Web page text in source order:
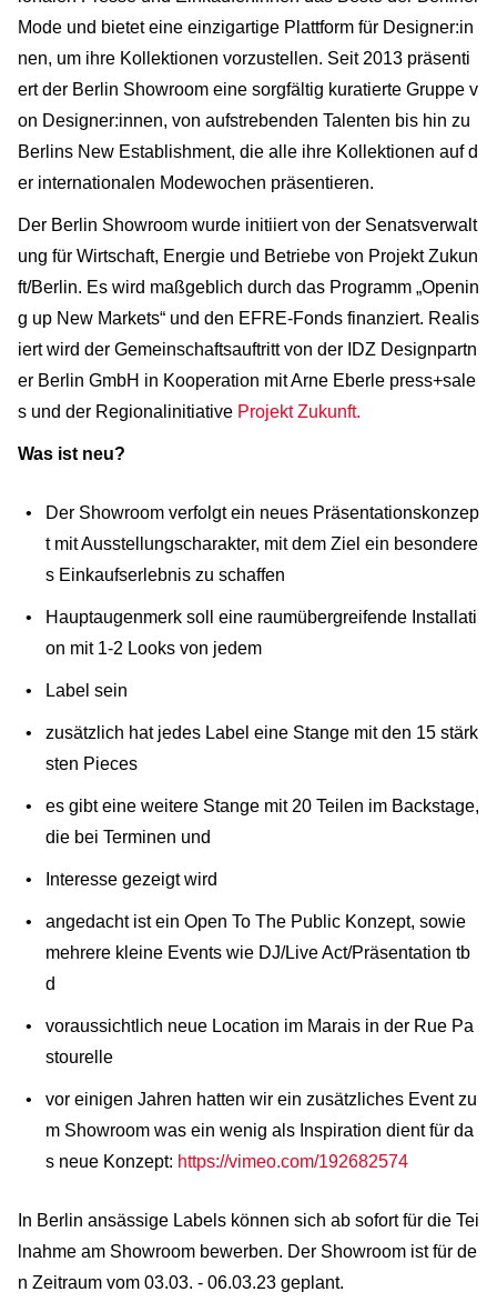
Mode und bietet eine einzigartige Plattform für Designer:in
nen, um ihre Kollektionen vorzustellen. Seit 2013 präsenti
ert der Berlin Showroom eine sorgfältig kuratierte Gruppe v
on Designer:innen, von aufstrebenden Talenten bis hin zu
Berlins New Establishment, die alle ihre Kollektionen auf d
er internationalen Modewochen präsentieren.
Der Berlin Showroom wurde initiiert von der Senatsverwalt
ung für Wirtschaft, Energie und Betriebe von Projekt Zukun
ft/Berlin. Es wird maßgeblich durch das Programm „Openin
g up New Markets“ und den EFRE-Fonds finanziert. Realis
iert wird der Gemeinschaftsauftritt von der IDZ Designpartn
er Berlin GmbH in Kooperation mit Arne Eberle press+sale
s und der Regionalinitiative Projekt Zukunft.
Was ist neu?
Der Showroom verfolgt ein neues Präsentationskonzep
t mit Ausstellungscharakter, mit dem Ziel ein besondere
s Einkaufserlebnis zu schaffen
Hauptaugenmerk soll eine raumübergreifende Installati
on mit 1-2 Looks von jedem
Label sein
zusätzlich hat jedes Label eine Stange mit den 15 stärk
sten Pieces
es gibt eine weitere Stange mit 20 Teilen im Backstage,
die bei Terminen und
Interesse gezeigt wird
angedacht ist ein Open To The Public Konzept, sowie
mehrere kleine Events wie DJ/Live Act/Präsentation tb
d
voraussichtlich neue Location im Marais in der Rue Pa
stourelle
vor einigen Jahren hatten wir ein zusätzliches Event zu
m Showroom was ein wenig als Inspiration dient für da
s neue Konzept: https://vimeo.com/192682574
In Berlin ansässige Labels können sich ab sofort für die Tei
lnahme am Showroom bewerben. Der Showroom ist für de
n Zeitraum vom 03.03. - 06.03.23 geplant.